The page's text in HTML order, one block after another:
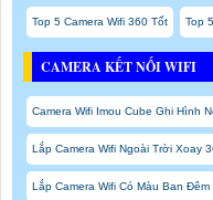
Top 5 Camera Wifi 360 Tốt Top
CAMERA KẾT NỐI WIFI
Camera Wifi Imou Cube Ghi Hình
Lắp Camera Wifi Ngoài Trời Xoay
Lắp Camera Wifi Có Màu Ban Đêm